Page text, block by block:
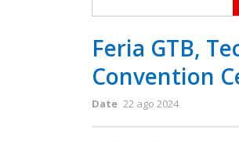
Feria GTB,
Convention
Date 22 ago 2024